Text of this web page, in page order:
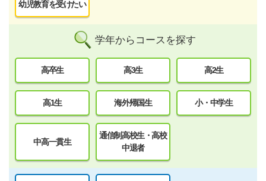
幼児教育を受けたい
学年からコースを探す
高卒生 高3生 高2生
高1生 海外帰国生 小・中学生
中高一貫生
通信制高校生・高校
中退者